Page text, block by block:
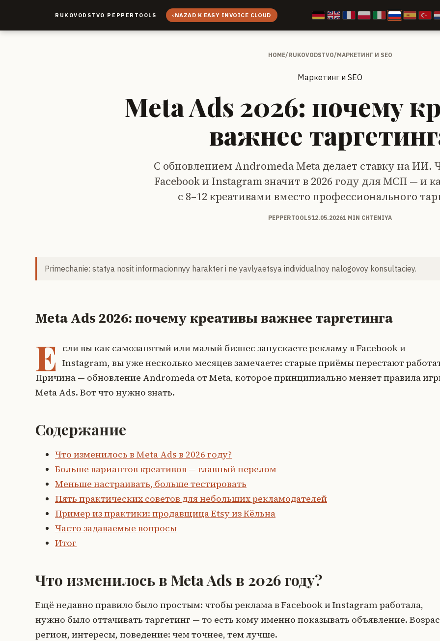
RUKOVODSTVO PEPPERTOOLS ‹ NAZAD K EASY INVOICE CLOUD
HOME/RUKOVODSTVO/МАРКЕТИНГ И SEO
Маркетинг и SEO
Meta Ads 2026: почему
важнее
С обновлением Andromeda Meta делает ставку на ИИ.
Facebook и Instagram значит в 2026 году для МСП — и
с 8–12 креативами вместо профессионального
PEPPERTOOLS12.05.20261 MIN CHTENIYA
Primechanie: statya nosit informacionnyy harakter i ne yavlyaetsya individualnoy nalogovoy konsultaciey.
Meta Ads 2026: почему креативы важнее таргетинга
Е сли вы как самозанятый или малый бизнес запускаете рекламу в Facebook и
Instagram, вы уже несколько месяцев замечаете: старые приёмы перестают
Причина — обновление Andromeda от Meta, которое принципиально меняет правила
Meta Ads. Вот что нужно знать.
Содержание
Что изменилось в Meta Ads в 2026 году?
Больше вариантов креативов — главный перелом
Меньше настраивать, больше тестировать
Пять практических советов для небольших рекламодателей
Пример из практики: продавщица Etsy из Кёльна
Часто задаваемые вопросы
Итог
Что изменилось в Meta Ads в 2026 году?
Ещё недавно правило было простым: чтобы реклама в Facebook и Instagram работала,
нужно было оттачивать таргетинг — то есть кому именно показывать объявление.
регион, интересы, поведение: чем точнее, тем лучше.